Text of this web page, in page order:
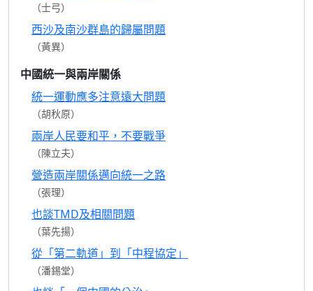
（士弓）
西沙及南沙群島的歸屬問題
（黃異）
中國統一與兩岸關係
統一運動應多注意遠大問題
（胡秋原）
兩岸人民要和平，不要戰爭
（陳立夫）
營造兩岸關係邁向統一之路
（張理）
也談TMD及相關問題
（葉先揚）
從「第二軌道」到「中程協定」
（潘錫堂）